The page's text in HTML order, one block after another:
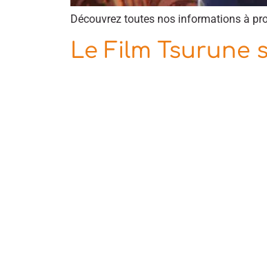
Découvrez toutes nos informations à
Le Film Tsurune